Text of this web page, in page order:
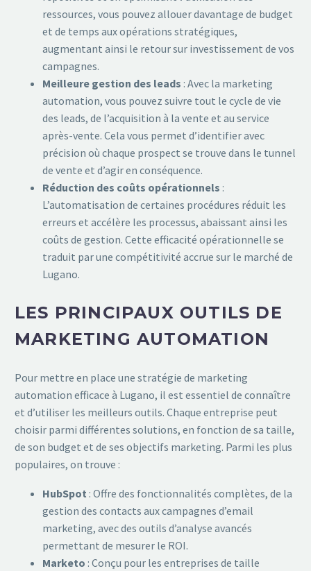
ressources, vous pouvez allouer davantage de budget
et de temps aux opérations stratégiques,
augmentant ainsi le retour sur investissement de vos
campagnes.
Meilleure gestion des leads : Avec la marketing
automation, vous pouvez suivre tout le cycle de vie
des leads, de l’acquisition à la vente et au service
après-vente. Cela vous permet d’identifier avec
précision où chaque prospect se trouve dans le tunnel
de vente et d’agir en conséquence.
Réduction des coûts opérationnels :
L’automatisation de certaines procédures réduit les
erreurs et accélère les processus, abaissant ainsi les
coûts de gestion. Cette efficacité opérationnelle se
traduit par une compétitivité accrue sur le marché de
Lugano.
LES PRINCIPAUX OUTILS DE
MARKETING AUTOMATION
Pour mettre en place une stratégie de marketing
automation efficace à Lugano, il est essentiel de connaître
et d’utiliser les meilleurs outils. Chaque entreprise peut
choisir parmi différentes solutions, en fonction de sa taille,
de son budget et de ses objectifs marketing. Parmi les plus
populaires, on trouve :
HubSpot : Offre des fonctionnalités complètes, de la
gestion des contacts aux campagnes d’email
marketing, avec des outils d’analyse avancés
permettant de mesurer le ROI.
Marketo : Conçu pour les entreprises de taille